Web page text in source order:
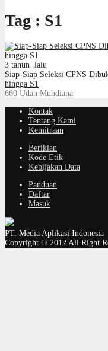
Tag : S1
3 tahun lalu
Siap-Siap Seleksi CPNS
hingga S1
660 Udan Muhdiana
Kontak
Tentang Kami
Kemitraan
Beriklan
Kode Etik
Kebijakan Data
Panduan
Daftar
Masuk
PT. Media Aplikasi Indonesia
Copyright © 2012 All Right